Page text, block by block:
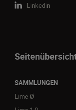
Linkedin
SAMMLUNGEN
Lime Ø